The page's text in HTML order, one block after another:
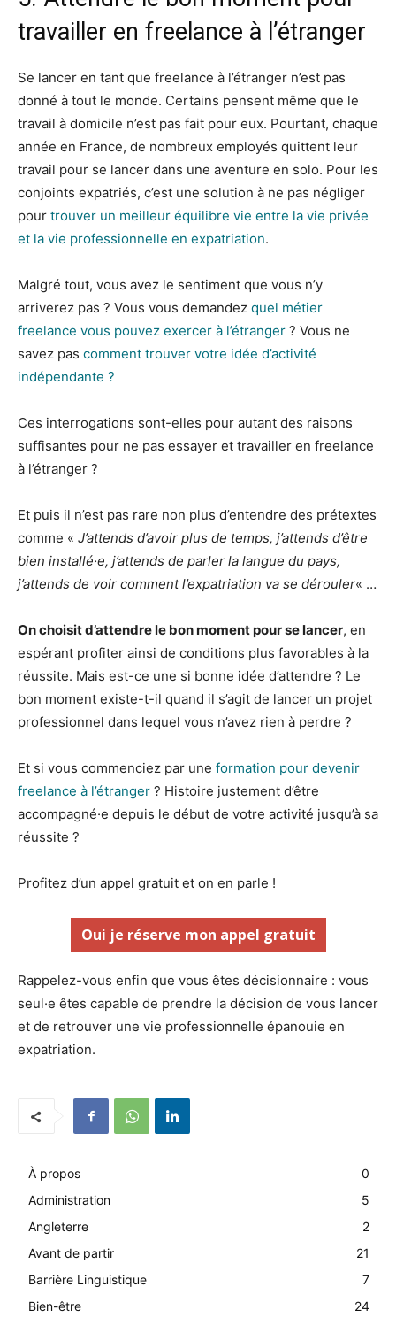
travailler en freelance à l’étranger
Se lancer en tant que freelance à l’étranger n’est pas
donné à tout le monde. Certains pensent même que le
travail à domicile n’est pas fait pour eux. Pourtant, chaque
année en France, de nombreux employés quittent leur
travail pour se lancer dans une aventure en solo. Pour les
conjoints expatriés, c’est une solution à ne pas négliger
pour trouver un meilleur équilibre vie entre la vie privée
et la vie professionnelle en expatriation.
Malgré tout, vous avez le sentiment que vous n’y
arriverez pas ? Vous vous demandez quel métier
freelance vous pouvez exercer à l’étranger ? Vous ne
savez pas comment trouver votre idée d’activité
indépendante ?
Ces interrogations sont-elles pour autant des raisons
suffisantes pour ne pas essayer et travailler en freelance
à l’étranger ?
Et puis il n’est pas rare non plus d’entendre des prétextes
comme « J’attends d’avoir plus de temps, j’attends d’être
bien installé·e, j’attends de parler la langue du pays,
j’attends de voir comment l’expatriation va se dérouler« …
On choisit d’attendre le bon moment pour se lancer, en
espérant profiter ainsi de conditions plus favorables à la
réussite. Mais est-ce une si bonne idée d’attendre ? Le
bon moment existe-t-il quand il s’agit de lancer un projet
professionnel dans lequel vous n’avez rien à perdre ?
Et si vous commenciez par une formation pour devenir
freelance à l’étranger ? Histoire justement d’être
accompagné·e depuis le début de votre activité jusqu’à sa
réussite ?
Profitez d’un appel gratuit et on en parle !
Oui je réserve mon appel gratuit
Rappelez-vous enfin que vous êtes décisionnaire : vous
seul·e êtes capable de prendre la décision de vous lancer
et de retrouver une vie professionnelle épanouie en
expatriation.
À propos
0
Administration
5
Angleterre
2
Avant de partir
21
Barrière Linguistique
7
Bien-être
24